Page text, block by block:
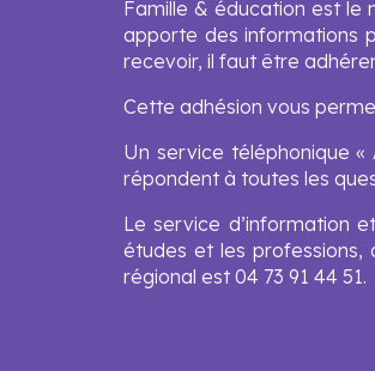
Famille & éducation est le
apporte des informations
recevoir, il faut être
Cette adhésion vous
Un service téléphonique «
répondent à toutes les
Le service d’information
études et les professions,
régional est 04 73 91 44 51.